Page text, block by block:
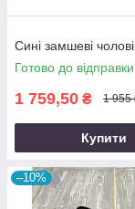
Сині замшеві
Готово до відправки
1 759,50 ₴ 1 955
Купити
–10%